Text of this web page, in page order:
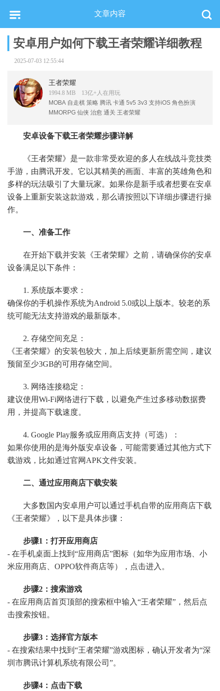
文章内容
安卓用户如何下载王者荣耀详细教程
2025-07-03 12:55:44
王者荣耀
1994.8 MB 13亿+人在用玩
MOBA 自走棋 策略 腾讯 卡通 5v5 3v3 支持iOS 角色扮演
MMORPG 仙侠 治愈 通关 王者荣耀
安卓设备下载王者荣耀步骤详解
《王者荣耀》是一款非常受欢迎的多人在线战斗竞技类
手游，由腾讯开发。它以其精美的画面、丰富的英雄角色和
多样的玩法吸引了大量玩家。如果你是新手或者想要在安卓
设备上重新安装这款游戏，那么请按照以下详细步骤进行操
作。
一、准备工作
在开始下载并安装《王者荣耀》之前，请确保你的安卓
设备满足以下条件：
1. 系统版本要求：
确保你的手机操作系统为Android 5.0或以上版本。较老的系
统可能无法支持游戏的最新版本。
2. 存储空间充足：
《王者荣耀》的安装包较大，加上后续更新所需空间，建议
预留至少3GB的可用存储空间。
3. 网络连接稳定：
建议使用Wi-Fi网络进行下载，以避免产生过多移动数据费
用，并提高下载速度。
4. Google Play服务或应用商店支持（可选）：
如果你使用的是海外版安卓设备，可能需要通过其他方式下
载游戏，比如通过官网APK文件安装。
二、通过应用商店下载安装
大多数国内安卓用户可以通过手机自带的应用商店下载
《王者荣耀》，以下是具体步骤：
步骤1：打开应用商店
- 在手机桌面上找到“应用商店”图标（如华为应用市场、小
米应用商店、OPPO软件商店等），点击进入。
步骤2：搜索游戏
- 在应用商店首页顶部的搜索框中输入“王者荣耀”，然后点
击搜索按钮。
步骤3：选择官方版本
- 在搜索结果中找到“王者荣耀”游戏图标，确认开发者为“深
圳市腾讯计算机系统有限公司”。
步骤4：点击下载